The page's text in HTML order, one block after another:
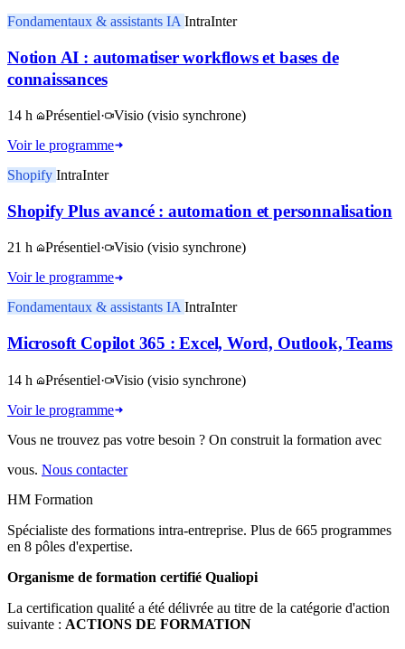
Fondamentaux & assistants IA IntraInter
Notion AI : automatiser workflows et bases de
connaissances
14 h Présentiel· Visio (visio synchrone)
Voir le programme
Shopify IntraInter
Shopify Plus avancé : automation et personnalisation
21 h Présentiel· Visio (visio synchrone)
Voir le programme
Fondamentaux & assistants IA IntraInter
Microsoft Copilot 365 : Excel, Word, Outlook, Teams
14 h Présentiel· Visio (visio synchrone)
Voir le programme
Vous ne trouvez pas votre besoin ? On construit la formation avec
vous. Nous contacter
HM Formation
Spécialiste des formations intra-entreprise. Plus de 665 programmes
en 8 pôles d'expertise.
Organisme de formation certifié Qualiopi
La certification qualité a été délivrée au titre de la catégorie d'action
suivante : ACTIONS DE FORMATION